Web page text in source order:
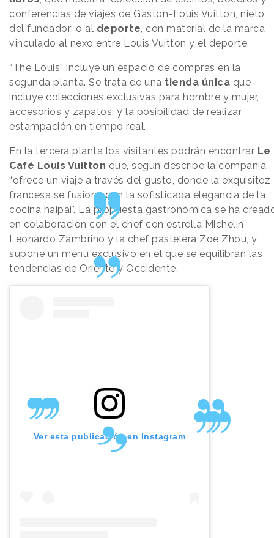
conferencias de viajes de Gaston-Louis Vuitton, nieto
del fundador; o al deporte , con material de la marca
vinculado al nexo entre Louis Vuitton y el deporte.
“The Louis” incluye un espacio de compras en la
segunda planta. Se trata de una tienda única que
incluye colecciones exclusivas para hombre y mujer,
accesorios y zapatos, y la posibilidad de realizar
estampación en tiempo real.
En la tercera planta los visitantes podrán encontrar Le
Café Louis Vuitton que, según describe la compañía,
“ofrece un viaje a través del gusto, donde la exquisitez
francesa se fusiona con la sofisticada elegancia de la
cocina haipai". La propuesta gastronómica se ha
en colaboración con el chef con estrella Michelin
Leonardo Zambrino y la chef pastelera Zoe Zhou, y
supone un menú exclusivo en el que se equilibran las
tendencias de Oriente y Occidente.
Ver esta publicación en Instagram